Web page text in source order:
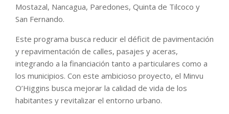
Mostazal, Nancagua, Paredones, Quinta de Tilcoco y
San Fernando.
Este programa busca reducir el déficit de pavimentación
y repavimentación de calles, pasajes y aceras,
integrando a la financiación tanto a particulares como a
los municipios. Con este ambicioso proyecto, el Minvu
O’Higgins busca mejorar la calidad de vida de los
habitantes y revitalizar el entorno urbano.